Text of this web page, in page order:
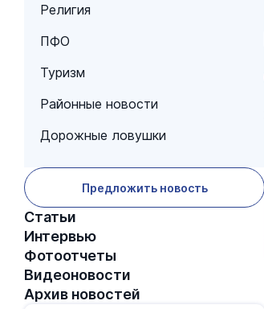
Религия
ПФО
Туризм
Районные новости
Дорожные ловушки
Предложить новость
Статьи
Интервью
Фотоотчеты
Видеоновости
Архив новостей